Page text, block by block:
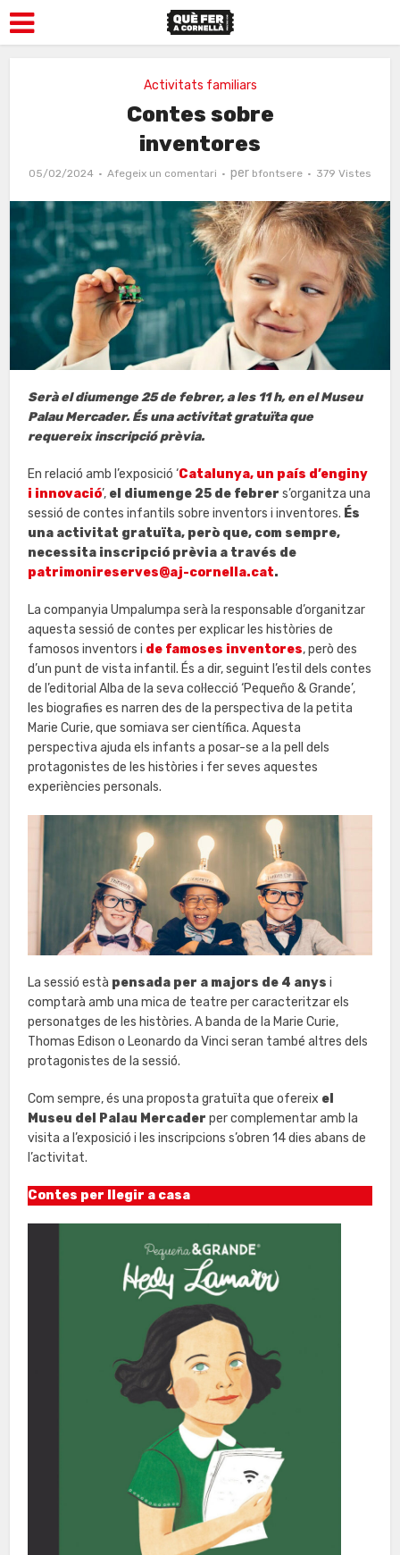
Activitats familiars
Contes sobre
inventores
05/02/2024 Afegeix un comentari per bfontsere 379 Vistes
Serà el diumenge 25 de febrer, a les 11 h, en el Museu
Palau Mercader. És una activitat gratuïta que
requereix inscripció prèvia.
En relació amb l’exposició ‘Catalunya, un país d’enginy
i innovació’, el diumenge 25 de febrer s’organitza una
sessió de contes infantils sobre inventors i inventores. És
una activitat gratuïta, però que, com sempre,
necessita inscripció prèvia a través de
patrimonireserves@aj-cornella.cat.
La companyia Umpalumpa serà la responsable d’organitzar
aquesta sessió de contes per explicar les històries de
famosos inventors i de famoses inventores, però des
d’un punt de vista infantil. És a dir, seguint l’estil dels contes
de l’editorial Alba de la seva col·lecció ‘Pequeño & Grande’,
les biografies es narren des de la perspectiva de la petita
Marie Curie, que somiava ser científica. Aquesta
perspectiva ajuda els infants a posar-se a la pell dels
protagonistes de les històries i fer seves aquestes
experiències personals.
La sessió està pensada per a majors de 4 anysi
comptarà amb una mica de teatre per caracteritzar els
personatges de les històries. A banda de la Marie Curie,
Thomas Edison o Leonardo da Vinci seran també altres dels
protagonistes de la sessió.
Com sempre, és una proposta gratuïta que ofereix el
Museu del Palau Mercader per complementar amb la
visita a l’exposició i les inscripcions s’obren 14 dies abans de
l’activitat.
Contes per llegir a casa